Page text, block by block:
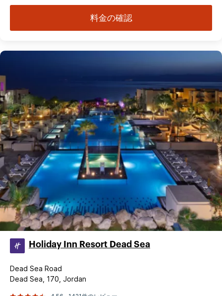
料金の確認
Holiday Inn Resort Dead Sea
Dead Sea Road
Dead Sea, 170, Jordan